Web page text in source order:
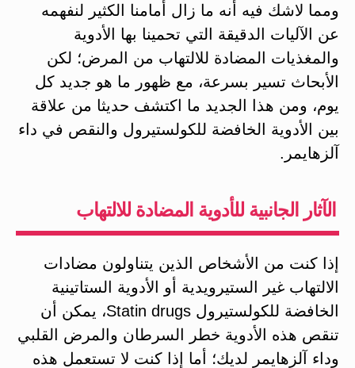
ومما لاشك فيه أنه ما زال أمامنا الكثير لنفهمه
عن الآليات الدقيقة التي تحمينا بها الأدوية
والمغذيات المضادة للالتهاب من المرض؛ لكن
الأبحاث تسير بسرعة، مع ظهور ما هو جديد كل
يوم، ومن هذا الجديد ما اكتشف حديثا من علاقة
بين الأدوية الخافضة للكولستيرول والنقص في داء
آلزهايمر.
الآثار الجانبية للأدوية المضادة للالتهاب
إذا كنت من الأشخاص الذين يتناولون مضادات
الالتهاب غير الستيرويدية أو الأدوية الستاتينية
الخافضة للكولستيرول Statin drugs، يمكن أن
تنقص هذه الأدوية خطر السرطان والمرض القلبي
وداء آلزهايمر لديك؛ أما إذا كنت لا تستعمل هذه